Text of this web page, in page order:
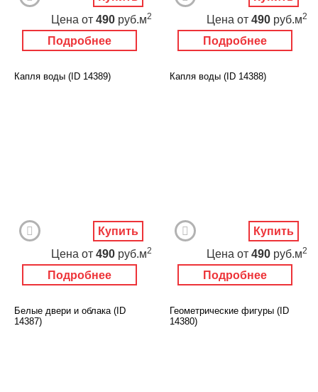
Подробнее
Цена от 490 руб.м2
Подробнее
Цена от 490 руб.м2
Капля воды (ID 14389)
Подробнее
Цена от 490 руб.м2
Купить
Капля воды (ID 14388)
Подробнее
Цена от 490 руб.м2
Купить
Белые двери и облака (ID
14387)
Геометрические фигуры (ID
14380)